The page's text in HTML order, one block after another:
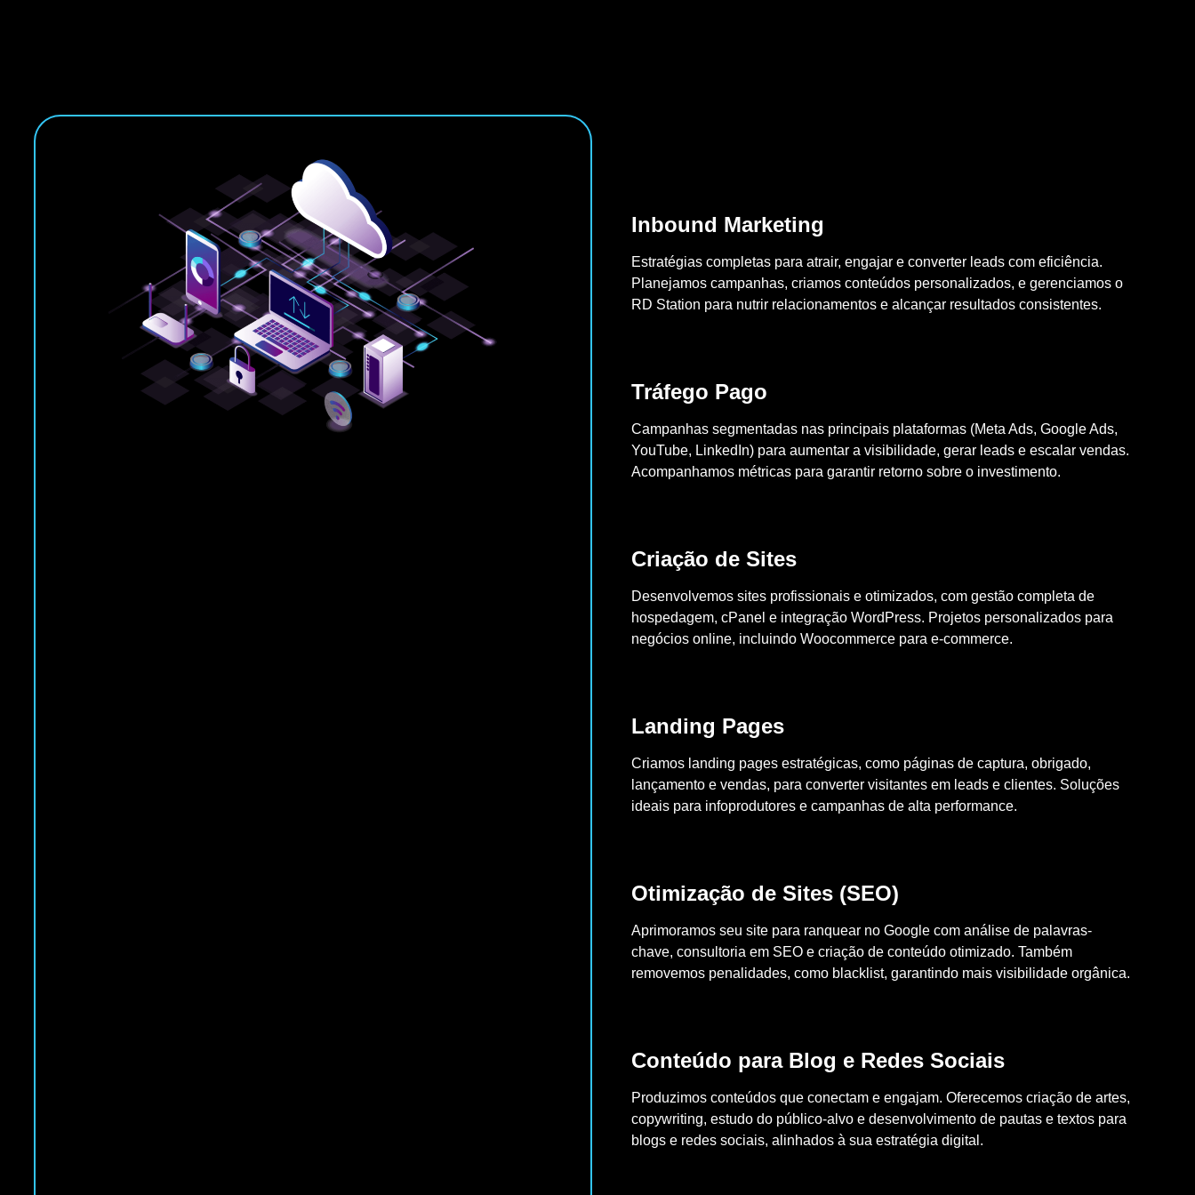
Inbound Marketing
Estratégias completas para atrair, engajar e converter leads com eficiência.
Planejamos campanhas, criamos conteúdos personalizados, e gerenciamos o
RD Station para nutrir relacionamentos e alcançar resultados consistentes.
Tráfego Pago
Campanhas segmentadas nas principais plataformas (Meta Ads, Google Ads,
YouTube, LinkedIn) para aumentar a visibilidade, gerar leads e escalar vendas.
Acompanhamos métricas para garantir retorno sobre o investimento.
Criação de Sites
Desenvolvemos sites profissionais e otimizados, com gestão completa de
hospedagem, cPanel e integração WordPress. Projetos personalizados para
negócios online, incluindo Woocommerce para e-commerce.
Landing Pages
Criamos landing pages estratégicas, como páginas de captura, obrigado,
lançamento e vendas, para converter visitantes em leads e clientes. Soluções
ideais para infoprodutores e campanhas de alta performance.
Otimização de Sites (SEO)
Aprimoramos seu site para ranquear no Google com análise de palavras-
chave, consultoria em SEO e criação de conteúdo otimizado. Também
removemos penalidades, como blacklist, garantindo mais visibilidade orgânica.
Conteúdo para Blog e Redes Sociais
Produzimos conteúdos que conectam e engajam. Oferecemos criação de artes,
copywriting, estudo do público-alvo e desenvolvimento de pautas e textos para
blogs e redes sociais, alinhados à sua estratégia digital.